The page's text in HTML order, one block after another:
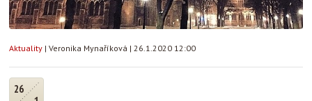
Aktuality | Veronika Mynaříková | 26.1.2020 12:00
26